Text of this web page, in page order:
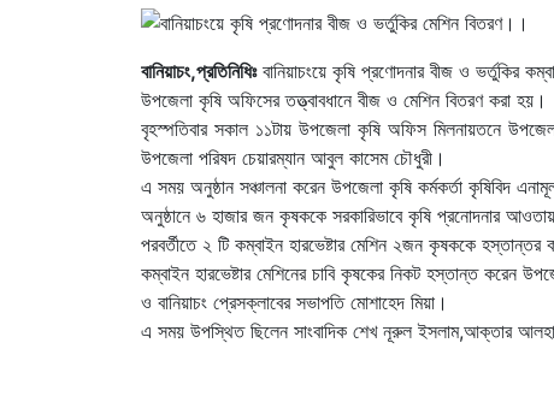
বানিয়াচং,প্রতিনিধিঃবানিয়াচংয়ে কৃষি প্রণোদনার বীজ ও ভর্তুকির
উপজেলা কৃষি অফিসের তত্ত্বাবধানে বীজ ও মেশিন বিতরণ করা হয়।
বৃহস্পতিবার সকাল ১১টায় উপজেলা কৃষি অফিস মিলনায়তনে
উপজেলা পরিষদ চেয়ারম্যান আবুল কাসেম চৌধুরী।
এ সময় অনুষ্ঠান সঞ্চালনা করেন উপজেলা কৃষি কর্মকর্তা কৃষিবিদ
অনুষ্ঠানে ৬ হাজার জন কৃষককে সরকারিভাবে কৃষি প্রনোদনার
পরবর্তীতে ২ টি কম্বাইন হারভেষ্টার মেশিন ২জন কৃষককে হস্তান্তর
কম্বাইন হারভেষ্টার মেশিনের চাবি কৃষকের নিকট হস্তান্ত করেন
ও বানিয়াচং প্রেসক্লাবের সভাপতি মোশাহেদ মিয়া।
এ সময় উপস্থিত ছিলেন সাংবাদিক শেখ নূরুল ইসলাম,আক্তার